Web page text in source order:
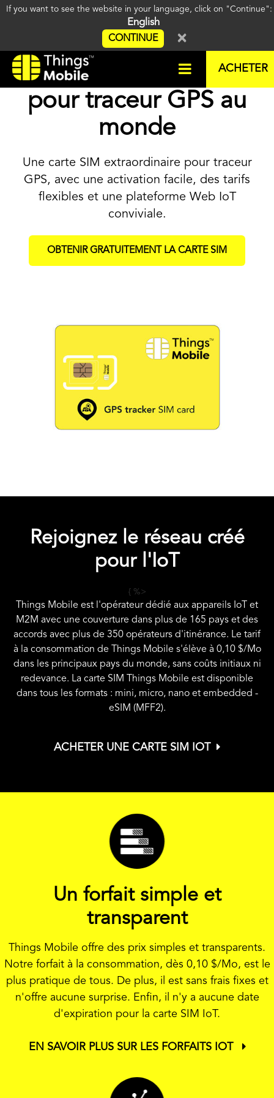
If you want to see the website in your language, click on "Continue":
English
CONTINUE ×
ACHETER
La meilleure carte SIM
pour traceur GPS au
monde
Une carte SIM extraordinaire pour traceur
GPS, avec une activation facile, des tarifs
flexibles et une plateforme Web IoT
conviviale.
OBTENIR GRATUITEMENT LA CARTE SIM
Rejoignez le réseau créé
pour l'IoT
{ %>
Things Mobile est l'opérateur dédié aux appareils IoT et
M2M avec une couverture dans plus de 165 pays et des
accords avec plus de 350 opérateurs d'itinérance. Le tarif
à la consommation de Things Mobile s'élève à 0,10 $/Mo
dans les principaux pays du monde, sans coûts initiaux ni
redevance. La carte SIM Things Mobile est disponible
dans tous les formats : mini, micro, nano et embedded -
eSIM (MFF2).
ACHETER UNE CARTE SIM IOT
Un forfait simple et
transparent
Things Mobile offre des prix simples et transparents.
Notre forfait à la consommation, dès 0,10 $/Mo, est le
plus pratique de tous. De plus, il est sans frais fixes et
n'offre aucune surprise. Enfin, il n'y a aucune date
d'expiration pour la carte SIM IoT.
EN SAVOIR PLUS SUR LES FORFAITS IOT